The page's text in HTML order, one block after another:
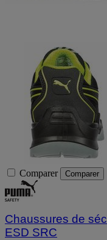
Comparer Comparer
Chaussures de
ESD SRC